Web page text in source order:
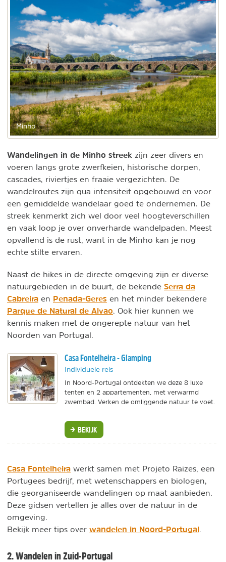
Minho
Wandelingen in de Minho streek zijn zeer divers en
voeren langs grote zwerfkeien, historische dorpen,
cascades, riviertjes en fraaie vergezichten. De
wandelroutes zijn qua intensiteit opgebouwd en voor
een gemiddelde wandelaar goed te ondernemen. De
streek kenmerkt zich wel door veel hoogteverschillen
en vaak loop je over onverharde wandelpaden. Meest
opvallend is de rust, want in de Minho kan je nog
echte stilte ervaren.
Naast de hikes in de directe omgeving zijn er diverse
natuurgebieden in de buurt, de bekende Serra da
Cabreira en Penada-Geres en het minder bekendere
Parque de Natural de Alvao . Ook hier kunnen we
kennis maken met de ongerepte natuur van het
Noorden van Portugal.
Casa Fontelheira - Glamping
Individuele reis
In Noord-Portugal ontdekten we deze 8 luxe
tenten en 2 appartementen, met verwarmd
zwembad. Verken de omliggende natuur te voet.
BEKIJK
Casa Fontelheira werkt samen met Projeto Raizes, een
Portugees bedrijf, met wetenschappers en biologen,
die georganiseerde wandelingen op maat aanbieden.
Deze gidsen vertellen je alles over de natuur in de
omgeving.
Bekijk meer tips over wandelen in Noord-Portugal
2. Wandelen in Zuid-Portugal